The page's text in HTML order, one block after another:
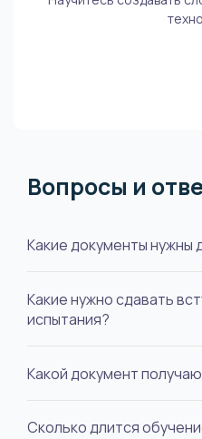
Вопросы и
Какие документы нужны
Удостоверение личности,
выпиской оценок, документ
Какие нужно сдавать
испытания?
Три теста по профильным
один тест по специальности
Какой документ
Диплом о высшем
Сколько длится